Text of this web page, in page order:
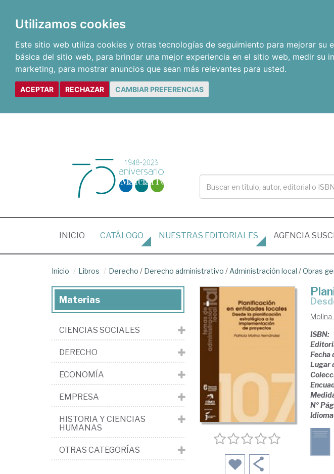
Utilizamos cookies
Este sitio web utiliza cookies y otras tecnologías de seguimiento para mejorar su
básica del sitio web, para brindar una mejor experiencia en el sitio web, medir su
marketing, para mostrar anuncios que sean más relevantes para usted.
ACEPTAR RECHAZAR CAMBIAR PREFERENCIAS
INICIO (CURRENT)
CATÁLOGO NUESTRAS EDITORIALES AGENCIA
Inicio Libros Derecho / Derecho administrativo / Administración local /Obras
Molina
ISBN:
Fecha
Lugar
Nº
Materias
CIENCIAS SOCIALES
DERECHO
ECONOMÍA
EMPRESA
HISTORIA Y CIENCIAS
HUMANAS
OTRAS CATEGORÍAS